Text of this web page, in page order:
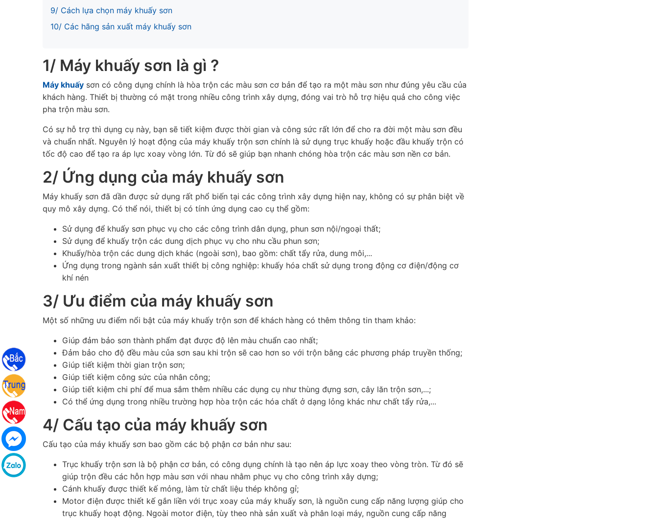
9/ Cách lựa chọn máy khuấy sơn
10/ Các hãng sản xuất máy khuấy sơn
1/ Máy khuấy sơn là gì ?
Máy khuấy sơn có công dụng chính là hòa trộn các màu sơn cơ bản để tạo ra một màu sơn như đúng yêu cầu của
khách hàng. Thiết bị thường có mặt trong nhiều công trình xây dựng, đóng vai trò hỗ trợ hiệu quả cho công việc
pha trộn màu sơn.
Có sự hỗ trợ thì dụng cụ này, bạn sẽ tiết kiệm được thời gian và công sức rất lớn để cho ra đời một màu sơn đều
và chuẩn nhất. Nguyên lý hoạt động của máy khuấy trộn sơn chính là sử dụng trục khuấy hoặc đầu khuấy trộn có
tốc độ cao để tạo ra áp lực xoay vòng lớn. Từ đó sẽ giúp bạn nhanh chóng hòa trộn các màu sơn nền cơ bản.
2/ Ứng dụng của máy khuấy sơn
Máy khuấy sơn đã dần được sử dụng rất phổ biến tại các công trình xây dựng hiện nay, không có sự phân biệt về
quy mô xây dựng. Có thể nói, thiết bị có tính ứng dụng cao cụ thể gồm:
Sử dụng để khuấy sơn phục vụ cho các công trình dân dụng, phun sơn nội/ngoại thất;
Sử dụng để khuấy trộn các dung dịch phục vụ cho nhu cầu phun sơn;
Khuấy/hòa trộn các dung dịch khác (ngoài sơn), bao gồm: chất tẩy rửa, dung môi,...
Ứng dụng trong ngành sản xuất thiết bị công nghiệp: khuấy hóa chất sử dụng trong động cơ điện/động cơ
khí nén
3/ Ưu điểm của máy khuấy sơn
Một số những ưu điểm nổi bật của máy khuấy trộn sơn để khách hàng có thêm thông tin tham khảo:
Giúp đảm bảo sơn thành phẩm đạt được độ lên màu chuẩn cao nhất;
Đảm bảo cho độ đều màu của sơn sau khi trộn sẽ cao hơn so với trộn bằng các phương pháp truyền thống;
Giúp tiết kiệm thời gian trộn sơn;
Giúp tiết kiệm công sức của nhân công;
Giúp tiết kiệm chi phí để mua sắm thêm nhiều các dụng cụ như thùng đựng sơn, cây lăn trộn sơn,...;
Có thể ứng dụng trong nhiều trường hợp hòa trộn các hóa chất ở dạng lỏng khác như chất tẩy rửa,...
4/ Cấu tạo của máy khuấy sơn
Cấu tạo của máy khuấy sơn bao gồm các bộ phận cơ bản như sau:
Trục khuấy trộn sơn là bộ phận cơ bản, có công dụng chính là tạo nên áp lực xoay theo vòng tròn. Từ đó sẽ
giúp trộn đều các hỗn hợp màu sơn với nhau nhằm phục vụ cho công trình xây dựng;
Cánh khuấy được thiết kế mỏng, làm từ chất liệu thép không gỉ;
Motor điện được thiết kế gắn liền với trục xoay của máy khuấy sơn, là nguồn cung cấp năng lượng giúp cho
trục khuấy hoạt động. Ngoài motor điện, tùy theo nhà sản xuất và phân loại máy, nguồn cung cấp năng